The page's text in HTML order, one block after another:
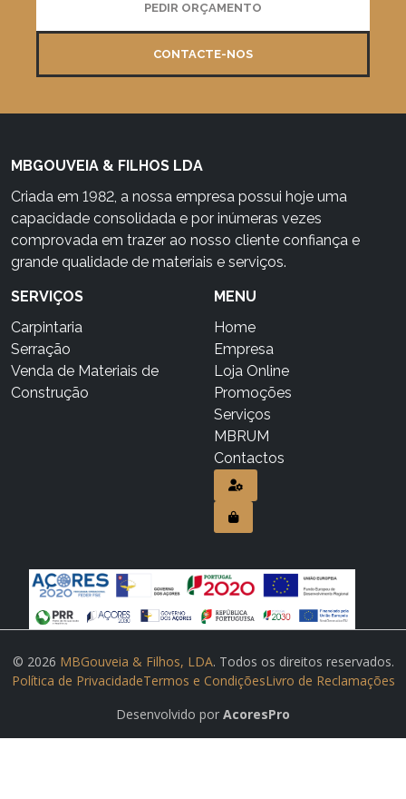
PEDIR ORÇAMENTO
CONTACTE-NOS
MBGOUVEIA & FILHOS LDA
Criada em 1982, a nossa empresa possui hoje uma
capacidade consolidada e por inúmeras vezes
comprovada em trazer ao nosso cliente confiança e
grande qualidade de materiais e serviços.
SERVIÇOS
Carpintaria
Serração
Venda de Materiais de
Construção
MENU
Home
Empresa
Loja Online
Promoções
Serviços
MBRUM
Contactos
© 2026 MBGouveia & Filhos, LDA. Todos os direitos reservados.
Política de PrivacidadeTermos e CondiçõesLivro de Reclamações
Desenvolvido por AcoresPro